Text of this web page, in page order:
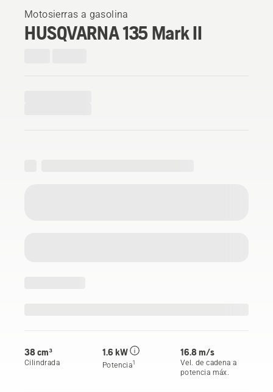
Motosierras a gasolina
HUSQVARNA 135 Mark II
38 cm³
Cilindrada
1.6 kW
Potencia1
16.8 m/s
Vel. de cadena a
potencia máx.